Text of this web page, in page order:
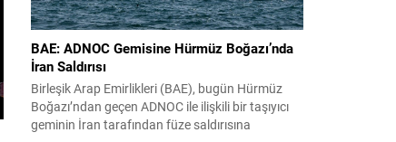
BAE: ADNOC Gemisine Hürmüz Boğazı’nda
İran Saldırısı
Birleşik Arap Emirlikleri (BAE), bugün Hürmüz
Boğazı’ndan geçen ADNOC ile ilişkili bir taşıyıcı
geminin İran tarafından füze saldırısına